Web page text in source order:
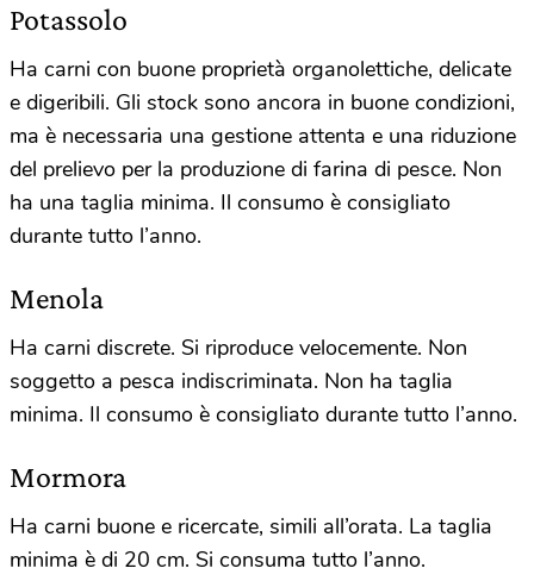
Potassolo
Ha carni con buone proprietà organolettiche, delicate
e digeribili. Gli stock sono ancora in buone condizioni,
ma è necessaria una gestione attenta e una riduzione
del prelievo per la produzione di farina di pesce. Non
ha una taglia minima. Il consumo è consigliato
durante tutto l’anno.
Menola
Ha carni discrete. Si riproduce velocemente. Non
soggetto a pesca indiscriminata. Non ha taglia
minima. Il consumo è consigliato durante tutto l’anno.
Mormora
Ha carni buone e ricercate, simili all’orata. La taglia
minima è di 20 cm. Si consuma tutto l’anno.